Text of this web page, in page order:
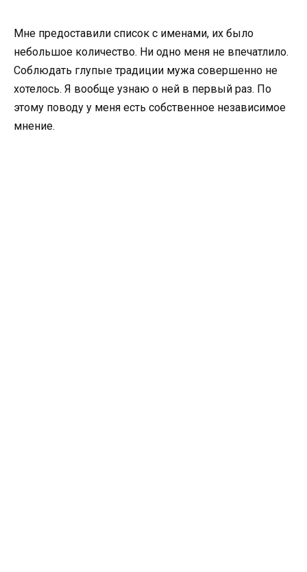
Мне предоставили список с именами, их было
небольшое количество. Ни одно меня не впечатлило.
Соблюдать глупые традиции мужа совершенно не
хотелось. Я вообще узнаю о ней в первый раз. По
этому поводу у меня есть собственное независимое
мнение.